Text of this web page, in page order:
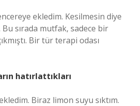
ekledim. Kesilmesin diye
Bu sırada mutfak, sadece bir
Bir tür terapi odası
hatırlattıkları
Biraz limon suyu sıktım.